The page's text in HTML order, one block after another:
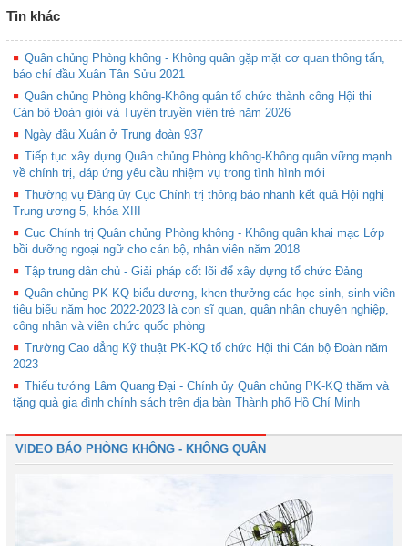
Tin khác
Quân chủng Phòng không - Không quân gặp mặt cơ quan thông tấn,
báo chí đầu Xuân Tân Sửu 2021
Quân chủng Phòng không-Không quân tổ chức thành công Hội thi
Cán bộ Đoàn giỏi và Tuyên truyền viên trẻ năm 2026
Ngày đầu Xuân ở Trung đoàn 937
Tiếp tục xây dựng Quân chủng Phòng không-Không quân vững mạnh
về chính trị, đáp ứng yêu cầu nhiệm vụ trong tình hình mới
Thường vụ Đảng ủy Cục Chính trị thông báo nhanh kết quả Hội nghị
Trung ương 5, khóa XIII
Cục Chính trị Quân chủng Phòng không - Không quân khai mạc Lớp
bồi dưỡng ngoại ngữ cho cán bộ, nhân viên năm 2018
Tập trung dân chủ - Giải pháp cốt lõi để xây dựng tổ chức Đảng
Quân chủng PK-KQ biểu dương, khen thưởng các học sinh, sinh viên
tiêu biểu năm học 2022-2023 là con sĩ quan, quân nhân chuyên nghiệp,
công nhân và viên chức quốc phòng
Trường Cao đẳng Kỹ thuật PK-KQ tổ chức Hội thi Cán bộ Đoàn năm
2023
Thiếu tướng Lâm Quang Đại - Chính ủy Quân chủng PK-KQ thăm và
tặng quà gia đình chính sách trên địa bàn Thành phố Hồ Chí Minh
VIDEO BÁO PHÒNG KHÔNG - KHÔNG QUÂN